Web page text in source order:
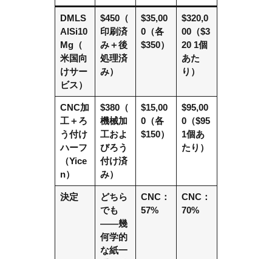
DMLS
AlSi10
Mg（
米国向
けサー
ビス）
$450（
印刷済
み＋後
処理済
み）
$35,00
0（各
$350）
$320,0
00（$3
20 1個
あた
り）
CNC加
工＋ろ
う付け
ハーフ
（Yice
n）
$380（
機械加
工およ
びろう
付け済
み）
$15,00
0（各
$150）
$95,00
0（$95
1個あ
たり）
決定
どちら
でも
――幾
何学的
な紙一
CNC：
57%
CNC：
70%